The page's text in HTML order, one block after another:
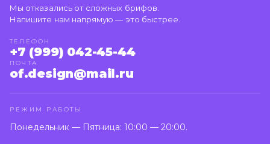
Мы отказались от сложных брифов.
Напишите нам напрямую — это быстрее.
ТЕЛЕФОН
+7 (999) 042-45-44
ПОЧТА
of.design@mail.ru
РЕЖИМ РАБОТЫ
Понедельник — Пятница: 10:00 — 20:00.